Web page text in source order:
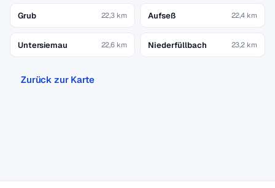
Grub 22,3 km Aufseß 22,4 km
Untersiemau 22,6 km Niederfüllbach 23,2 km
Zurück zur Karte